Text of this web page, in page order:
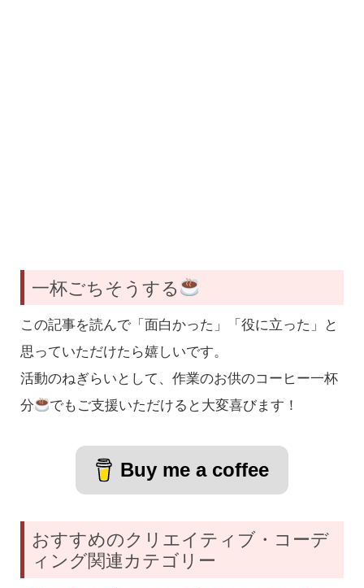
一杯ごちそうする
この記事を読んで「面白かった」「役に立った」と
思っていただけたら嬉しいです。
活動のねぎらいとして、作業のお供のコーヒー一杯
分
でもご支援いただけると大変喜びます！
Buy me a coffee
おすすめのクリエイティブ・コーデ
ィング関連カテゴリー